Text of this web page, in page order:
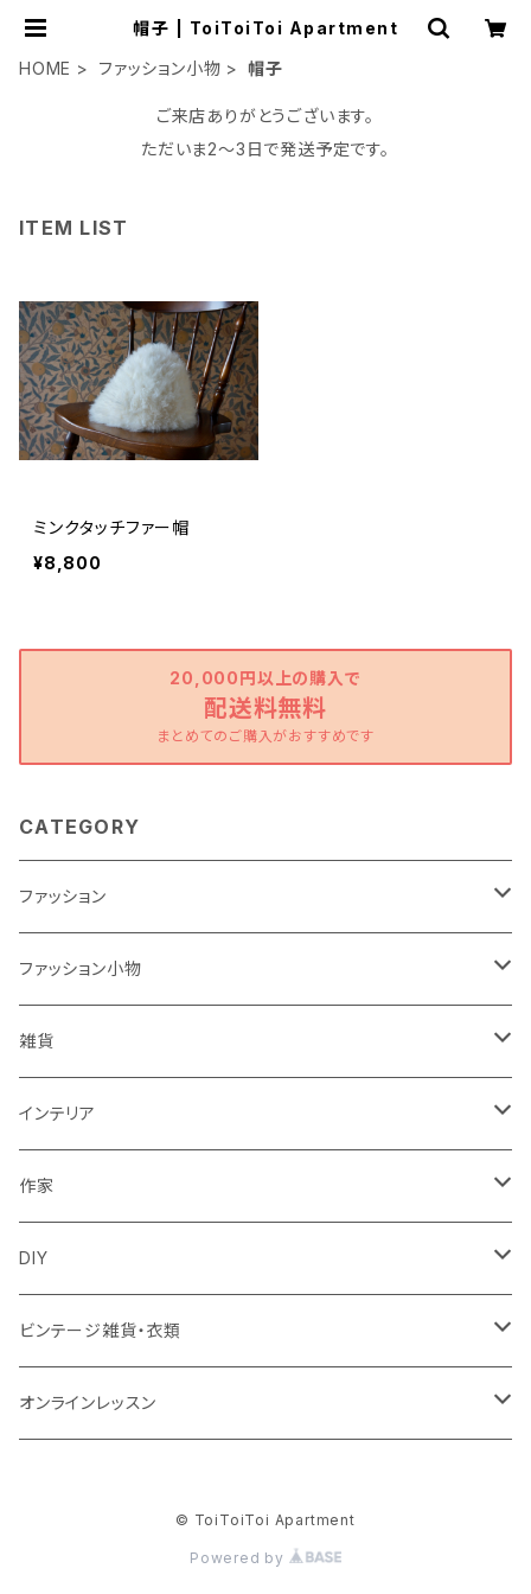
帽子 | ToiToiToi Apartment
HOME
ファッション小物 帽子
ご来店ありがとうございます。
ただいま2〜3日で発送予定です。
ITEM LIST
ミンクタッチファー帽
¥8,800
20,000円以上の購入で
配送料無料
まとめてのご購入がおすすめです
CATEGORY
ファッション
ワンピース
トップス
パンツ
スカート
サロペット
ベスト
ジャケット
ファッション小物
バッグ
ポーチ
シューズ
アクセサリー
ターバン
ブローチ
雑貨
バスケット
リュック
グラス
カトラリー
器
キッチン雑貨
インテリア
カゴ
ズールーバスケット
トンガバスケット
鏡
ウォールハンガー
照明
作家
ccocoiro accessory
glass accessory tubu
fuji-gallery
DIY
マスキングテープ
ウィリアムモリス
壁紙
ビンテージ雑貨・衣類
食器
オンラインレッスン
© ToiToiToi Apartment
Powered by